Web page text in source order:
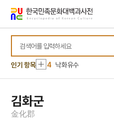
바로가기
바로가기
인기 항목
1 금성대군
2 조총
3 뱀
4 낙화유수
5 조바위
김화군
金化郡